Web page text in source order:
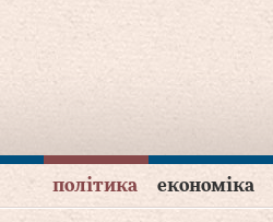
політика економіка